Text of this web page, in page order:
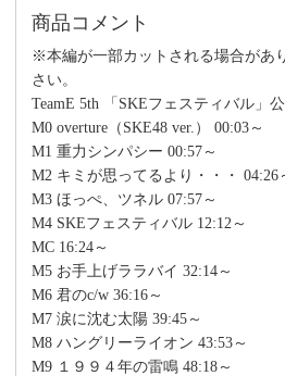
商品コメント
※本編が一部カットされる場合があ
さい。
TeamE 5th 「SKEフェスティバル」
M0 overture（SKE48 ver.） 00:03～
M1 重力シンパシー 00:57～
M2 キミが思ってるより・・・ 04:26
M3 ほっぺ、ツネル 07:57～
M4 SKEフェスティバル 12:12～
MC 16:24～
M5 お手上げララバイ 32:14～
M6 君のc/w 36:16～
M7 涙に沈む太陽 39:45～
M8 ハングリーライオン 43:53～
M9 １９９４年の雷鳴 48:18～